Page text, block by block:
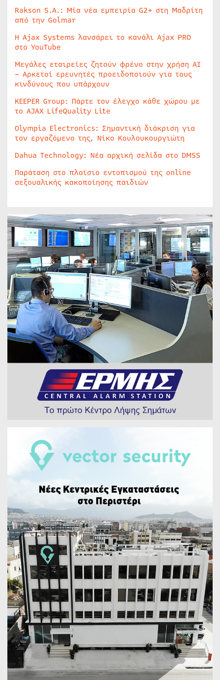
Rakson S.A.: Μία νέα εμπειρία G2+ στη Μαδρίτη
από την Golmar
Η Ajax Systems λανσάρει το κανάλι Ajax PRO
στο YouTube
Μεγάλες εταιρείες ζητούν φρένο στην χρήση AI
– Αρκετοί ερευνητές προειδοποιούν για τους
κινδύνους που υπάρχουν
KEEPER Group: Πάρτε τον έλεγχο κάθε χώρου με
το AJAX LifeQuality Lite
Olympia Electronics: Σημαντική διάκριση για
τον εργαζόμενο της, Νίκο Κουλουκουργιώτη
Dahua Technology: Νέα αρχική σελίδα στο DMSS
Παράταση στο πλαίσιο εντοπισμού της online
σεξουαλικής κακοποίησης παιδιών